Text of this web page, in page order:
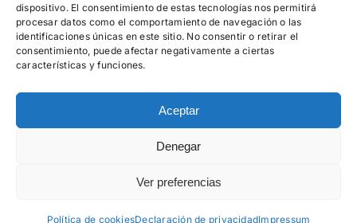
dispositivo. El consentimiento de estas tecnologías nos permitirá
procesar datos como el comportamiento de navegación o las
identificaciones únicas en este sitio. No consentir o retirar el
consentimiento, puede afectar negativamente a ciertas
características y funciones.
Aceptar
Denegar
Ver preferencias
Política de cookiesDeclaración de privacidadImpressum
Copyright 2012 - 2022 | Hecho con